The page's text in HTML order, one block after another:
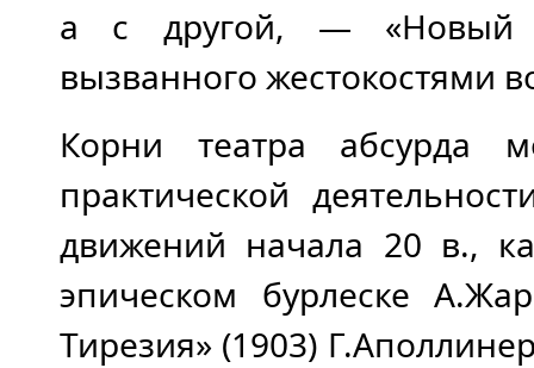
а с другой, — «Новый
вызванного жестокостями
Корни театра абсурда
практической
движений начала 20 в.,
эпическом бурлеске
Тирезия» (1903)